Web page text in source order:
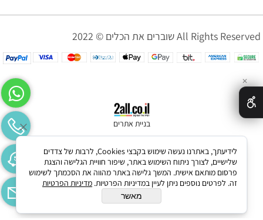
שוברים את הכלים © 2022 All Rights Reserved
בניית אתרים
✕
לידיעתך, באתרנו נעשה שימוש בקבצי Cookies, לרבות של צדדים
שלישיים, לצורך ניתוח השימוש באתר, שיפור חוויית הגלישה והצגת
פרסום מותאם אישית. המשך גלישה באתר מהווה את הסכמתך לשימוש
זה. לפרטים נוספים ניתן לעיין במדיניות הפרטיות. מדיניות הפרטיות
מאשר